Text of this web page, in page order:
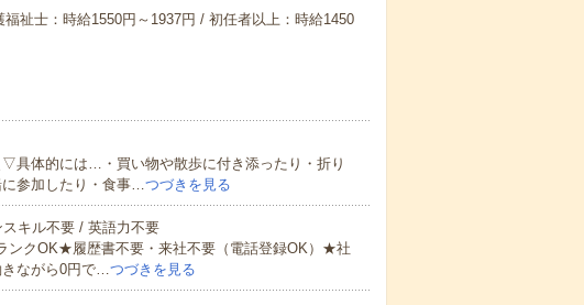
祉士：時給1550円～1937円 / 初任者以上：時給1450
具体的には…・買い物や散歩に付き添ったり・折り
参加したり・食事…つづきを見る
キル不要 / 英語力不要
ンクOK★履歴書不要・来社不要（電話登録OK）★社
きながら0円で…つづきを見る